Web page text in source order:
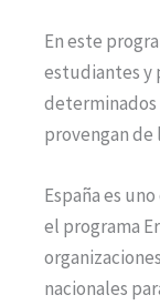
En este
estudiantes y
provengan de
España es
el programa
nacionales